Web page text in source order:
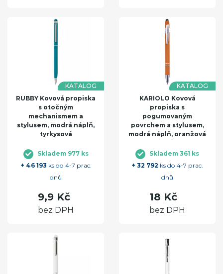
KATALOG
RUBBY Kovová propiska
s otočným
mechanismem a
stylusem, modrá náplň,
tyrkysová
Skladem 977 ks
+ 46 193 ks do 4-7 prac.
dnů
9,9 Kč
bez DPH
KATALOG
KARIOLO Kovová
propiska s
pogumovaným
povrchem a stylusem,
modrá náplň, oranžová
Skladem 361 ks
+ 32 792 ks do 4-7 prac.
dnů
18 Kč
bez DPH